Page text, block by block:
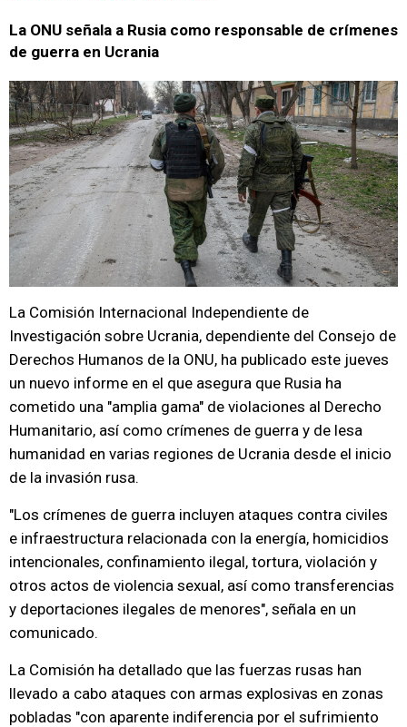
La ONU señala a Rusia como responsable de crímenes
de guerra en Ucrania
La Comisión Internacional Independiente de
Investigación sobre Ucrania, dependiente del Consejo de
Derechos Humanos de la ONU, ha publicado este jueves
un nuevo informe en el que asegura que Rusia ha
cometido una "amplia gama" de violaciones al Derecho
Humanitario, así como crímenes de guerra y de lesa
humanidad en varias regiones de Ucrania desde el inicio
de la invasión rusa.
"Los crímenes de guerra incluyen ataques contra civiles
e infraestructura relacionada con la energía, homicidios
intencionales, confinamiento ilegal, tortura, violación y
otros actos de violencia sexual, así como transferencias
y deportaciones ilegales de menores", señala en un
comunicado.
La Comisión ha detallado que las fuerzas rusas han
llevado a cabo ataques con armas explosivas en zonas
pobladas "con aparente indiferencia por el sufrimiento